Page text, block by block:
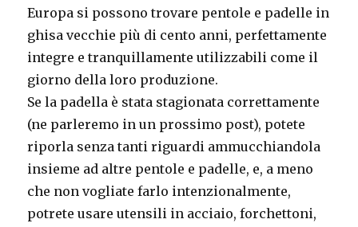
Europa si possono trovare pentole e padelle in
ghisa vecchie più di cento anni, perfettamente
integre e tranquillamente utilizzabili come il
giorno della loro produzione.
Se la padella è stata stagionata correttamente
(ne parleremo in un prossimo post), potete
riporla senza tanti riguardi ammucchiandola
insieme ad altre pentole e padelle, e, a meno
che non vogliate farlo intenzionalmente,
potrete usare utensili in acciaio, forchettoni,